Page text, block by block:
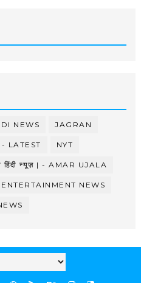
NEWS JAGRAN
LATEST NYT
न्यूज़ | - AMAR UJALA
NEWS